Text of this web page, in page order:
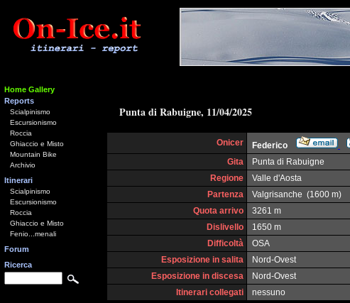
Home Gallery
Reports
Scialpinismo
Escursionismo
Roccia
Ghiaccio e Misto
Mountain Bike
Archivio
Itinerari
Scialpinismo
Escursionismo
Roccia
Ghiaccio e Misto
Fenio...menali
Forum
Ricerca
Punta di Rabuigne, 11/04/2025
Onicer
Federico
Gita
Punta di Rabuigne
Regione
Valle d'Aosta
Partenza
Valgrisanche (1600 m)
Quota arrivo
3261 m
Dislivello
1650 m
Difficoltà
OSA
Esposizione in salita
Nord-Ovest
Esposizione in discesa
Nord-Ovest
Itinerari collegati
nessuno